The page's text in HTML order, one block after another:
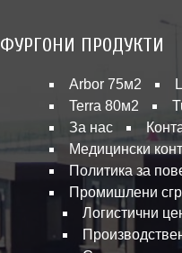
ФУРГОНИ ПРОДУКТИ
Arbor 75м2
Terra 80м2
За нас
Медицински
Политика за
Промишлени
Логистични